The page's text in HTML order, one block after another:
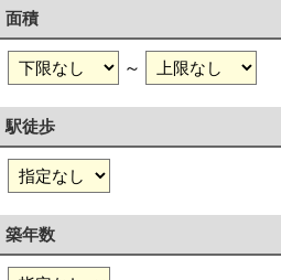
面積
～
駅徒歩
築年数